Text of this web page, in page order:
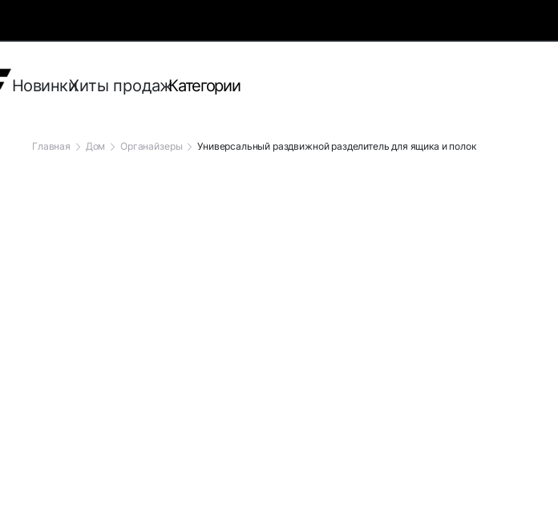
НовинкиХиты продажКатегории
Главная Дом Органайзеры Универсальный раздвижной разделитель для ящика и полок